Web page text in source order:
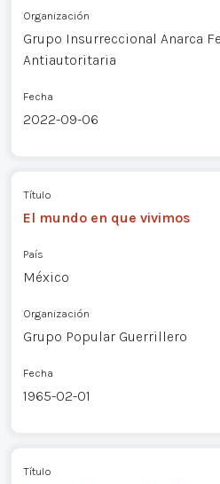
Organización
Grupo Insurreccional Anarca
Antiautoritaria
Fecha
2022-09-06
Título
El mundo en que vivimos
País
México
Organización
Grupo Popular Guerrillero
Fecha
1965-02-01
Título